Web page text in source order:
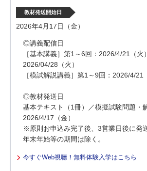
教材発送開始日
2026年4月17日（金）
◎講義配信日
［基本講義］第1～6回：2026/4/21（火
2026/04/28（火）
［模試解説講義］第1～9回：2026/4/21
◎教材発送日
基本テキスト（1冊）
／模擬試験問題・
2026/4/17（金）
※原則お申込み完了後、3営業日後に発
年末年始等の期間は除く。
今すぐWeb視聴！無料体験入学はこちら